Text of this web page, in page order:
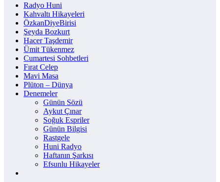
Radyo Huni
Kahvaltı Hikayeleri
ÖzkanDiyeBirisi
Şeyda Bozkurt
Hacer Taşdemir
Ümit Tükenmez
Cumartesi Sohbetleri
Fırat Celep
Mavi Masa
Plüton – Dünya
Denemeler
Günün Sözü
Aykut Çınar
Soğuk Espriler
Günün Bilgisi
Rastgele
Huni Radyo
Haftanın Şarkısı
Efsunlu Hikayeler